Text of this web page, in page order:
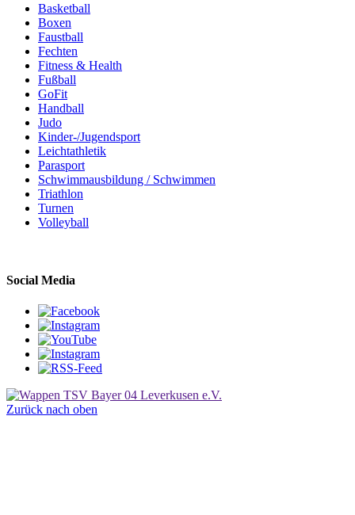
Basketball
Boxen
Faustball
Fechten
Fitness & Health
Fußball
GoFit
Handball
Judo
Kinder-/Jugendsport
Leichtathletik
Parasport
Schwimmausbildung / Schwimmen
Triathlon
Turnen
Volleyball
Social Media
Zurück nach oben